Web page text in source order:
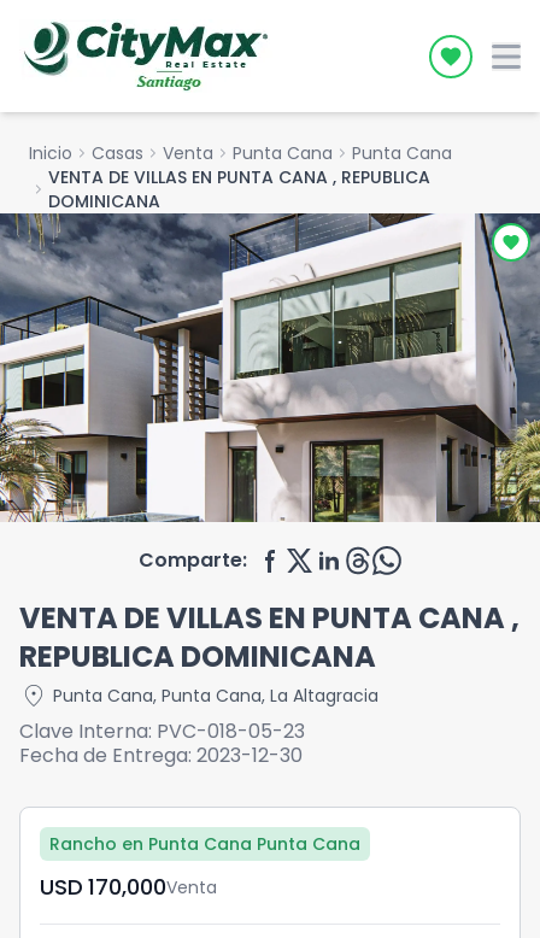
Icon
Inicio chevron_right Casas chevron_right Venta chevron_right Punta Cana chevron_right Punta Cana
chevron_right VENTA DE VILLAS EN PUNTA CANA , REPUBLICA
DOMINICANA
Comparte:
VENTA DE VILLAS EN PUNTA CANA ,
REPUBLICA DOMINICANA
location_on Punta Cana, Punta Cana, La Altagracia
Clave Interna: PVC-018-05-23
Fecha de Entrega: 2023-12-30
Rancho en Punta Cana Punta Cana
USD	170,000Venta